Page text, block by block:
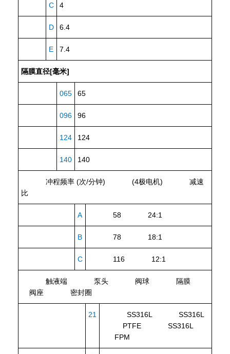
C 4
D 6.4
E 7.4
隔膜直径[毫米]
065 65
096 96
124 124
140 140
冲程频率 (次/分钟) (4极电机)
减速
比
A 58 24:1
B 78 18:1
C 116 12:1
触液端 泵头 阀球
隔膜
阀座
密封圈
21
SS316L SS316L
PTFE SS316L
FPM